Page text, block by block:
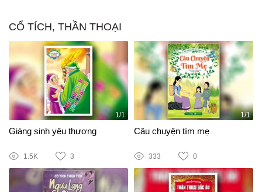
CỔ TÍCH, THẦN THOẠI
1/1
Giáng sinh yêu thương
1.5K 3
1/1
Câu chuyện tìm mẹ
333 0